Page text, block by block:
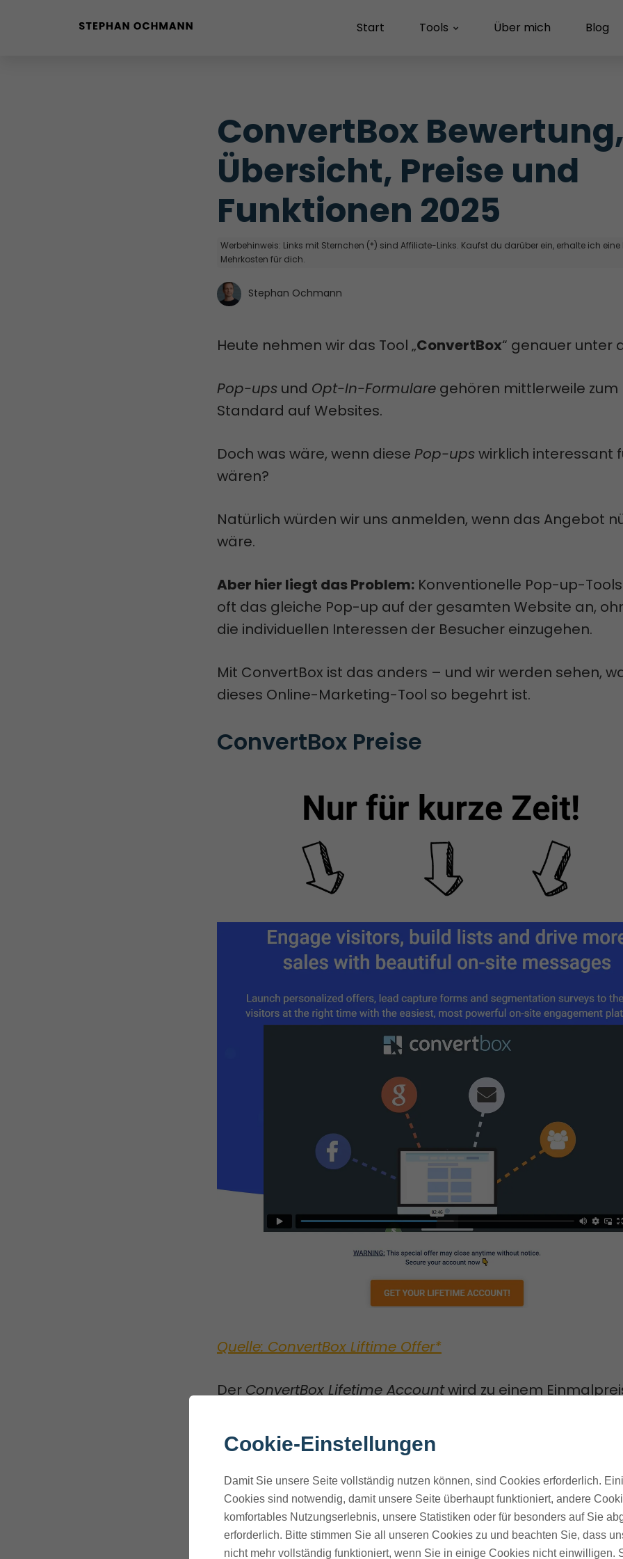
Start Tools Über mich Blog
ConvertBox Bewertung,
Übersicht, Preise und
Funktionen 2025
Werbehinweis: Links mit Sternchen (*) sind Affiliate-Links. Kaufst du darüber ein, erhalte ich eine
Mehrkosten für dich.
Stephan Ochmann
Heute nehmen wir das Tool „ConvertBox“ genauer unter
Pop-ups und Opt-In-Formulare gehören mittlerweile zum
Standard auf Websites.
Doch was wäre, wenn diese Pop-upswirklich interessant
wären?
Natürlich würden wir uns anmelden, wenn das Angebot
wäre.
Aber hier liegt das Problem: Konventionelle Pop-up-
oft das gleiche Pop-up auf der gesamten Website an,
die individuellen Interessen der Besucher einzugehen.
Mit ConvertBox ist das anders – und wir werden sehen,
dieses Online-Marketing-Tool so begehrt ist.
ConvertBox Preise
Quelle: ConvertBox Liftime Offer*
Der ConvertBox Lifetime Accountwird zu einem
Dieses Angebot beinhaltet keinen laufenden monatlichen
jährlichen Gebühren.
Mit dem Kauf desLifetime Accounts*erhält man Zugang
verschiedenen Funktionen, die darauf abzielen, mehr
Cookie-Einstellungen
Damit Sie unsere Seite vollständig nutzen können, sind Cookies erforderlich.
Cookies sind notwendig, damit unsere Seite überhaupt funktioniert, andere
komfortables Nutzungserlebnis, unsere Statistiken oder für besonders auf Sie
erforderlich. Bitte stimmen Sie all unseren Cookies zu und beachten Sie, dass
nicht mehr vollständig funktioniert, wenn Sie in einige Cookies nicht einwilligen.